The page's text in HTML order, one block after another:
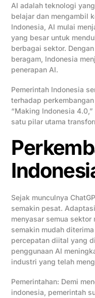
AI adalah teknologi
belajar dan mengambil
Indonesia, AI mulai
yang besar untuk
berbagai sektor.
beragam, Indonesia
penerapan AI.
Pemerintah Indonesia
terhadap
“Making Indonesia
satu pilar utama
Sejak munculnya
semakin pesat.
menyasar semua sektor
semakin mudah
percepatan diital yang
penggunaan AI
industri yang telah
Pemerintahan: Demi
indonesia, pemerintah